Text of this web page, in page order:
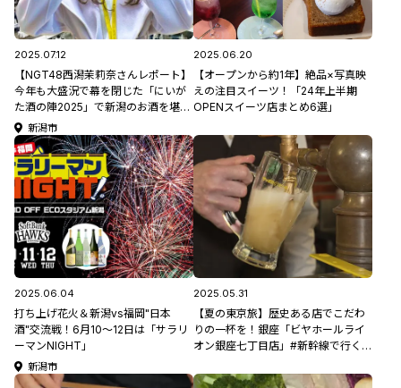
2025.07.12
【NGT48西潟茉莉奈さんレポート】
今年も大盛況で幕を閉じた「にいが
た酒の陣2025」で新潟のお酒を堪
能！新潟市
2025.06.20
【オープンから約1年】絶品×写真映
えの注目スイーツ！「24年上半期
OPENスイーツ店まとめ6選」
2025.06.04
打ち上げ花火＆新潟vs福岡"日本
酒"交流戦！6月10〜12日は「サラリ
ーマンNIGHT」
新潟市
2025.05.31
【夏の東京旅】歴史ある店でこだわ
りの一杯を！銀座「ビヤホールライ
オン銀座七丁目店」#新幹線で行く東